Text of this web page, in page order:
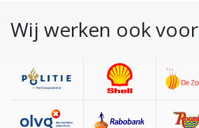
Wij werken ook voor